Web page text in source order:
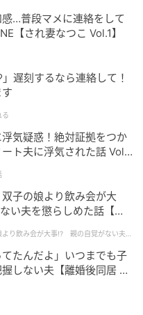
進出」を繋ぐ重要な
会）
川島永嗣は、2018年大
経験を持って参戦し
抜いてきた彼の存在感
に揺れるチームに安定
でのミスから批判に晒
督の信頼は揺るがなか
うに要所でビッグセ
…普段マメに連絡をして
【され妻なつこ Vol.1】
遅刻するなら連絡して！
る
浮気疑惑！絶対証拠をつか
ト夫に浮気された話 Vol.
双子の娘より飲み会が大
夫を懲らしめた話【第1
より飲み会が大事!? 親の自覚がない夫を
てたんだよ」いつまでも子
しない夫【離婚後同居 Vo